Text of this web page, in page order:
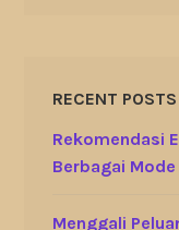
RECENT POSTS
Rekomendasi
Berbagai Mode
Menggali